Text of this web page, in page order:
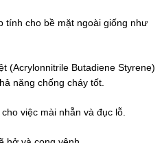
tính cho bề mặt ngoài giống như
(Acrylonnitrile Butadiene Styrene)
năng chống cháy tốt.
việc mài nhẵn và đục lỗ.